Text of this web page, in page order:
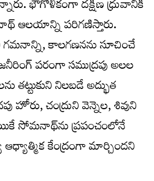
భౌగోళికంగా దక్షిణ ధ్రువానికి
ఆలయాన్ని పరిగణిస్తారు.
గమనాన్ని, కాలగణనను సూచించే
పరంగా సముద్రపు అలల
తట్టుకుని నిలబడే అద్భుత
హోరు, చంద్రుని వెన్నెల, శివుని
సోమనాథ్‌ను ప్రపంచంలోనే
ఆధ్యాత్మిక కేంద్రంగా మార్చిందని